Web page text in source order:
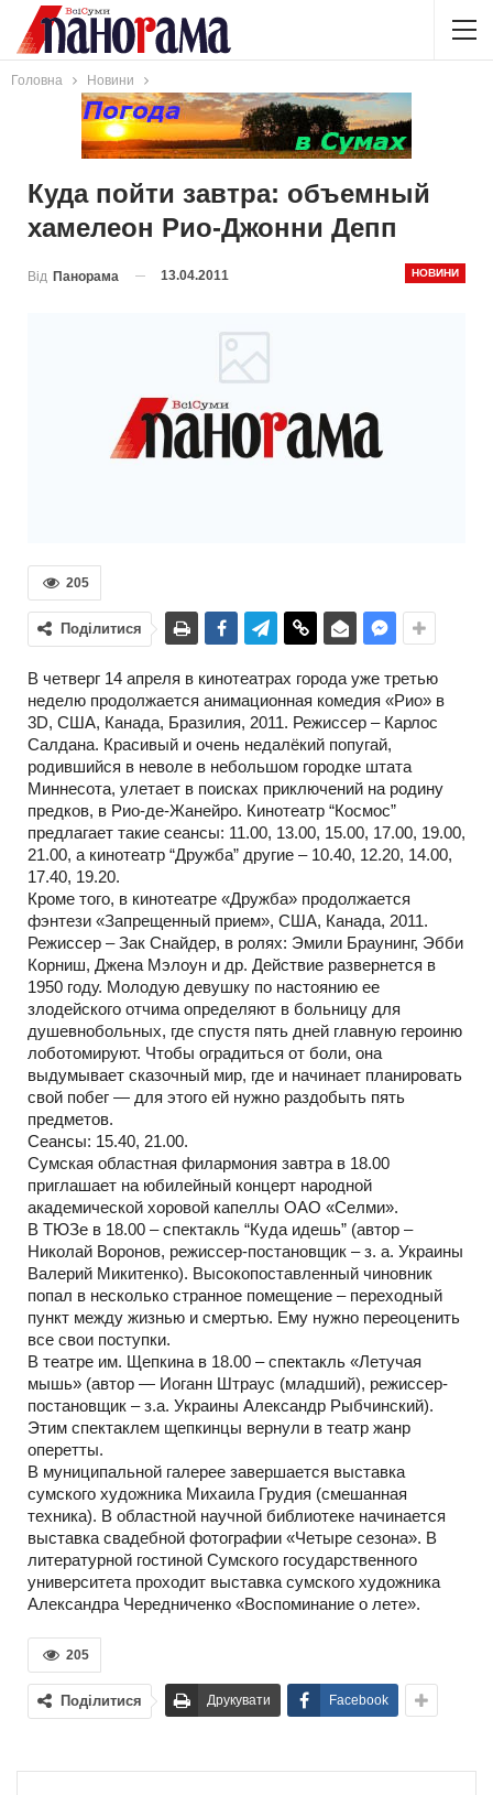
Головна Новини
Куда пойти завтра: объемный
хамелеон Рио-Джонни Депп
НОВИНИ
Від Панорама 13.04.2011
205
Поділитися
В четверг 14 апреля в кинотеатрах города уже третью
неделю продолжается анимационная комедия «Рио» в
3D, США, Канада, Бразилия, 2011. Режиссер – Карлос
Салдана. Красивый и очень недалёкий попугай,
родившийся в неволе в небольшом городке штата
Миннесота, улетает в поисках приключений на родину
предков, в Рио-де-Жанейро. Кинотеатр “Космос”
предлагает такие сеансы: 11.00, 13.00, 15.00, 17.00, 19.00,
21.00, а кинотеатр “Дружба” другие – 10.40, 12.20, 14.00,
17.40, 19.20.
Кроме того, в кинотеатре «Дружба» продолжается
фэнтези «Запрещенный прием», США, Канада, 2011.
Режиссер – Зак Снайдер, в ролях: Эмили Браунинг, Эбби
Корниш, Джена Мэлоун и др. Действие развернется в
1950 году. Молодую девушку по настоянию ее
злодейского отчима определяют в больницу для
душевнобольных, где спустя пять дней главную героиню
лоботомируют. Чтобы оградиться от боли, она
выдумывает сказочный мир, где и начинает планировать
свой побег — для этого ей нужно раздобыть пять
предметов.
Сеансы: 15.40, 21.00.
Сумская областная филармония завтра в 18.00
приглашает на юбилейный концерт народной
академической хоровой капеллы ОАО «Селми».
В ТЮЗе в 18.00 – спектакль “Куда идешь” (автор –
Николай Воронов, режиссер-постановщик – з. а. Украины
Валерий Микитенко). Высокопоставленный чиновник
попал в несколько странное помещение – переходный
пункт между жизнью и смертью. Ему нужно переоценить
все свои поступки.
В театре им. Щепкина в 18.00 – спектакль «Летучая
мышь» (автор — Иоганн Штраус (младший), режиссер-
постановщик – з.а. Украины Александр Рыбчинский).
Этим спектаклем щепкинцы вернули в театр жанр
оперетты.
В муниципальной галерее завершается выставка
сумского художника Михаила Грудия (смешанная
техника). В областной научной библиотеке начинается
выставка свадебной фотографии «Четыре сезона». В
литературной гостиной Cумского государственного
университета проходит выставка сумского художника
Александра Чередниченко «Воспоминание о лете».
205
Поділитися Друкувати Facebook